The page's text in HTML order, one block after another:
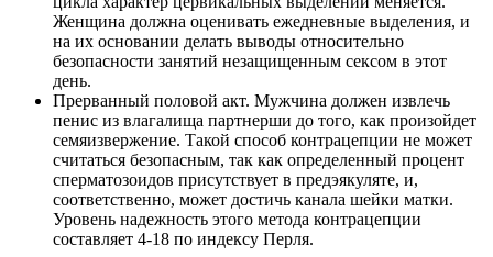
Женщина должна оценивать ежедневные выделения, и
на их основании делать выводы относительно
безопасности занятий незащищенным сексом в этот
день.
Прерванный половой акт. Мужчина должен извлечь
пенис из влагалища партнерши до того, как произойдет
семяизвержение. Такой способ контрацепции не может
считаться безопасным, так как определенный процент
сперматозоидов присутствует в предэякуляте, и,
соответственно, может достичь канала шейки матки.
Уровень надежность этого метода контрацепции
составляет 4-18 по индексу Перля.